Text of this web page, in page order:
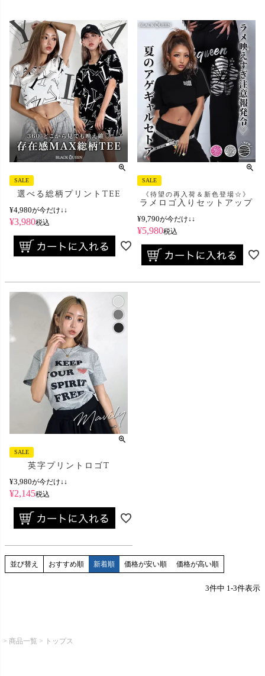
SALE
選べる総柄プリントTEE
¥4,980が今だけ↓↓
¥3,980税込
SALE
《待望の再入荷＆新色登場☆》
ラメロゴ入りセットアップ
¥9,790が今だけ↓↓
¥5,980税込
SALE
英字プリントロゴT
¥3,980が今だけ↓↓
¥2,145税込
並び替え おすすめ順 新着順 価格が安い順 価格が高い順
3件中 1 -3件表示
商品一覧 トップス